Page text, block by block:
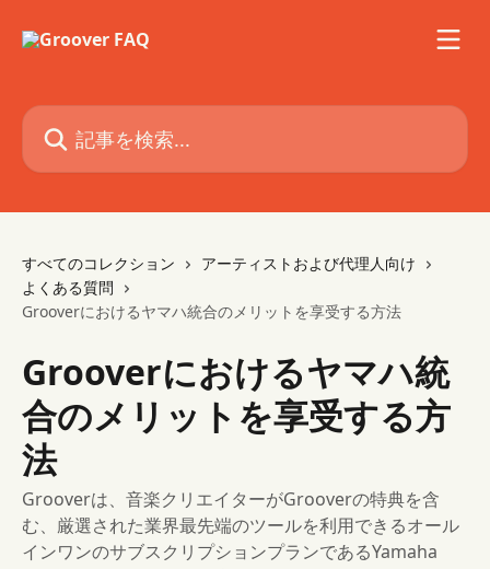
記事を検索...
すべてのコレクション
アーティストおよび代理人向け
よくある質問
Grooverにおけるヤマハ統合のメリットを享受する方法
Grooverにおけるヤマハ統
合のメリットを享受する方
法
Grooverは、音楽クリエイターがGrooverの特典を含
む、厳選された業界最先端のツールを利用できるオール
インワンのサブスクリプションプランであるYamaha